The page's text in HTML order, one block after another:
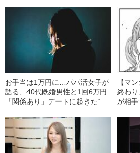
お手当は1万円に…パパ活女子が
語る、40代既婚男性と1回6万円
「関係あり」デートに起きた“劇
【マ
終わり
が相